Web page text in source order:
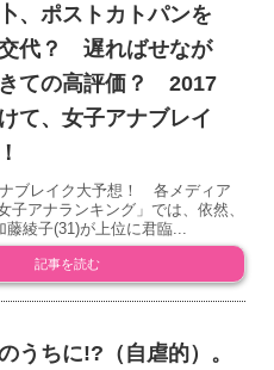
、ポストカトパンを
代？ 遅ればせなが
ての高評価？ 2017
て、女子アナブレイ
ブレイク大予想！ 各メディア
子アナランキング」では、依然、
綾子(31)が上位に君臨...
記事を読む
うちに!?（自虐的）。